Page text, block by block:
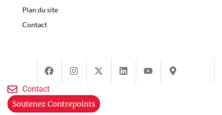
Plan du site
Contact
Contact
Soutenez Contrepoints